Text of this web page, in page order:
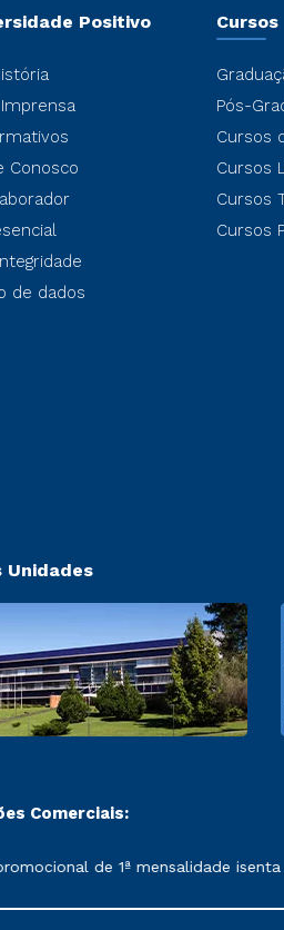
Positivo
Conosco
de dados
Cursos
Pós-
Cursos
Cursos
Cursos
Cursos
Unidades
Comerciais:
de rematrícula conforme
de 1ª mensalidade